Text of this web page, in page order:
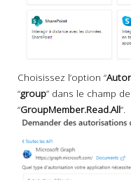
Choisissez l’option “
“group” dans le champ
“GroupMember.Read.All“.